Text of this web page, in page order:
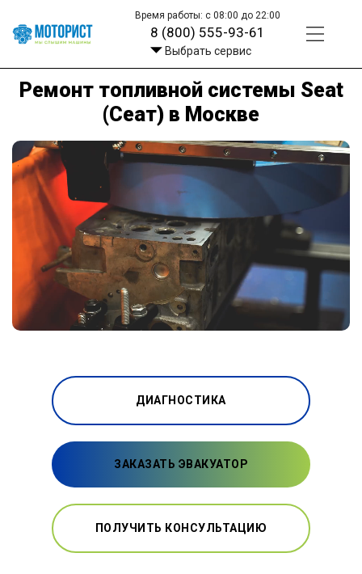
Время работы: с 08:00 до 22:00
8 (800) 555-93-61
Выбрать сервис
Ремонт топливной системы Seat
(Сеат) в Москве
ДИАГНОСТИКА
ЗАКАЗАТЬ ЭВАКУАТОР
ПОЛУЧИТЬ КОНСУЛЬТАЦИЮ